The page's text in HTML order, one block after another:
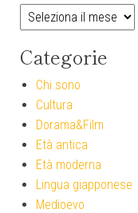
Archivi
Categorie
Chi sono
Cultura
Dorama&Film
Età antica
Età moderna
Lingua giapponese
Medioevo